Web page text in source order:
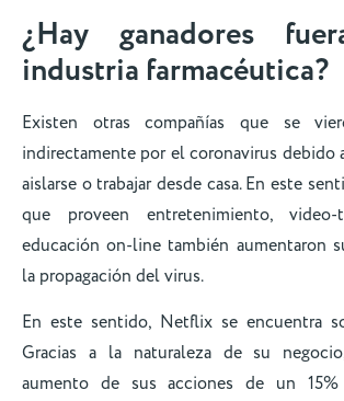
¿Hay ganadores
industria farmacéutica?
Existen otras compañías que se
indirectamente por el coronavirus debido
aislarse o trabajar desde casa. En este
que proveen entretenimiento, video-
educación on-line también aumentaron
la propagación del virus.
En este sentido, Netflix se encuentra
Gracias a la naturaleza de su
aumento de sus acciones de un